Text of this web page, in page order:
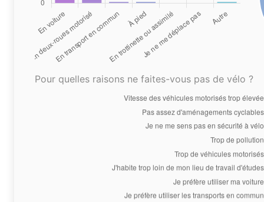
Pour quelles raisons ne faites-vous pas de vélo ?